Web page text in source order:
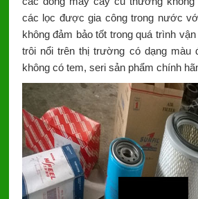
các lọc được gia công trong nước
không đảm bảo tốt trong quá trình
trôi nổi trên thị trường có dạng màu
không có tem, seri sản phẩm chính